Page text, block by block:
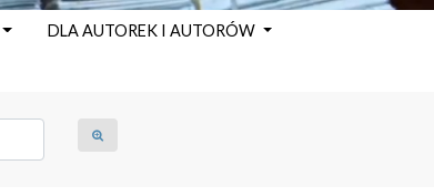
DLA AUTOREK I AUTORÓW